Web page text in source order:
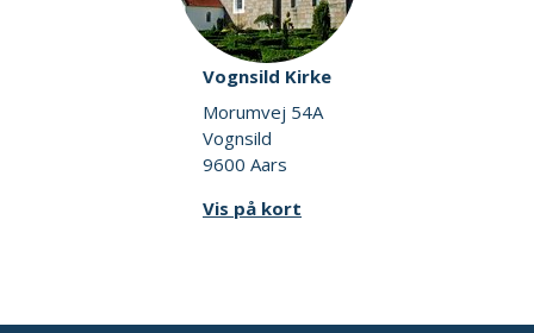
Vognsild Kirke
Morumvej 54A
Vognsild
9600 Aars
Vis på kort